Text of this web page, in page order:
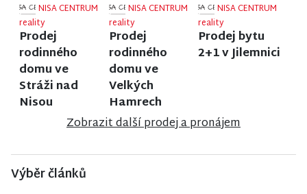
NISA CENTRUM
reality
Prodej
rodinného
domu ve
Stráži nad
Nisou
NISA CENTRUM
reality
Prodej
rodinného
domu ve
Velkých
Hamrech
NISA CENTRUM
reality
Prodej bytu
2+1 v Jilemnici
Zobrazit další prodej a pronájem
Výběr článků